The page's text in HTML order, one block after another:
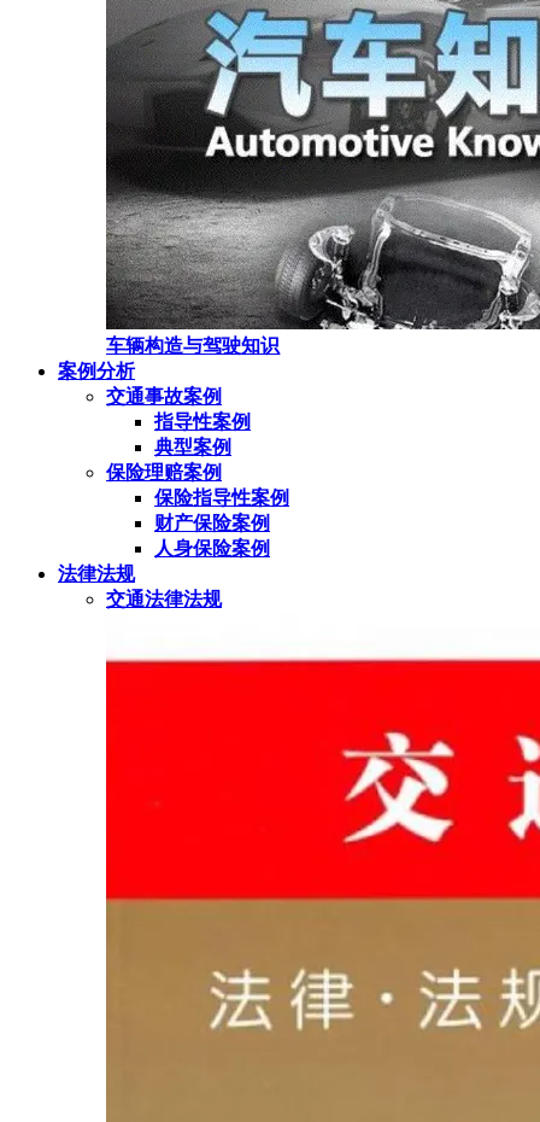
车辆构造与驾驶知识
案例分析
交通事故案例
指导性案例
典型案例
保险理赔案例
保险指导性案例
财产保险案例
人身保险案例
法律法规
交通法律法规